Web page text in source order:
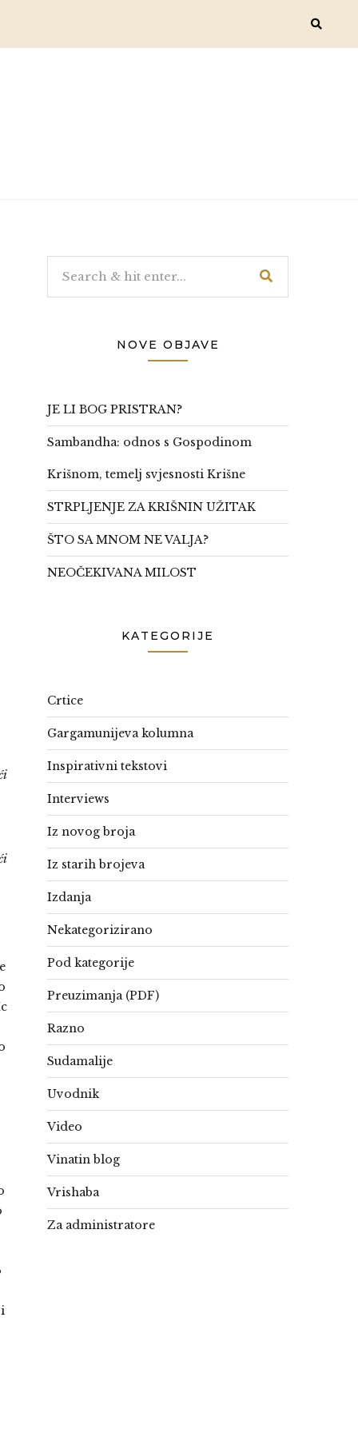
NOVE OBJAVE
JE LI BOG PRISTRAN?
Sambandha: odnos s Gospodinom
Krišnom, temelj svjesnosti Krišne
STRPLJENJE ZA KRIŠNIN UŽITAK
ŠTO SA MNOM NE VALJA?
NEOČEKIVANA MILOST
KATEGORIJE
Crtice
Gargamunijeva kolumna
Inspirativni tekstovi
Interviews
Iz novog broja
Iz starih brojeva
Izdanja
Nekategorizirano
Pod kategorije
Preuzimanja (PDF)
Razno
Sudamalije
Uvodnik
Video
Vinatin blog
Vrishaba
Za administratore